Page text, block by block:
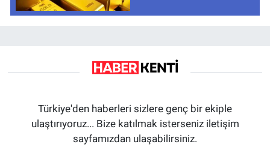
Türkiye'den haberleri sizlere genç bir ekiple
ulaştırıyoruz... Bize katılmak isterseniz iletişim
sayfamızdan ulaşabilirsiniz.